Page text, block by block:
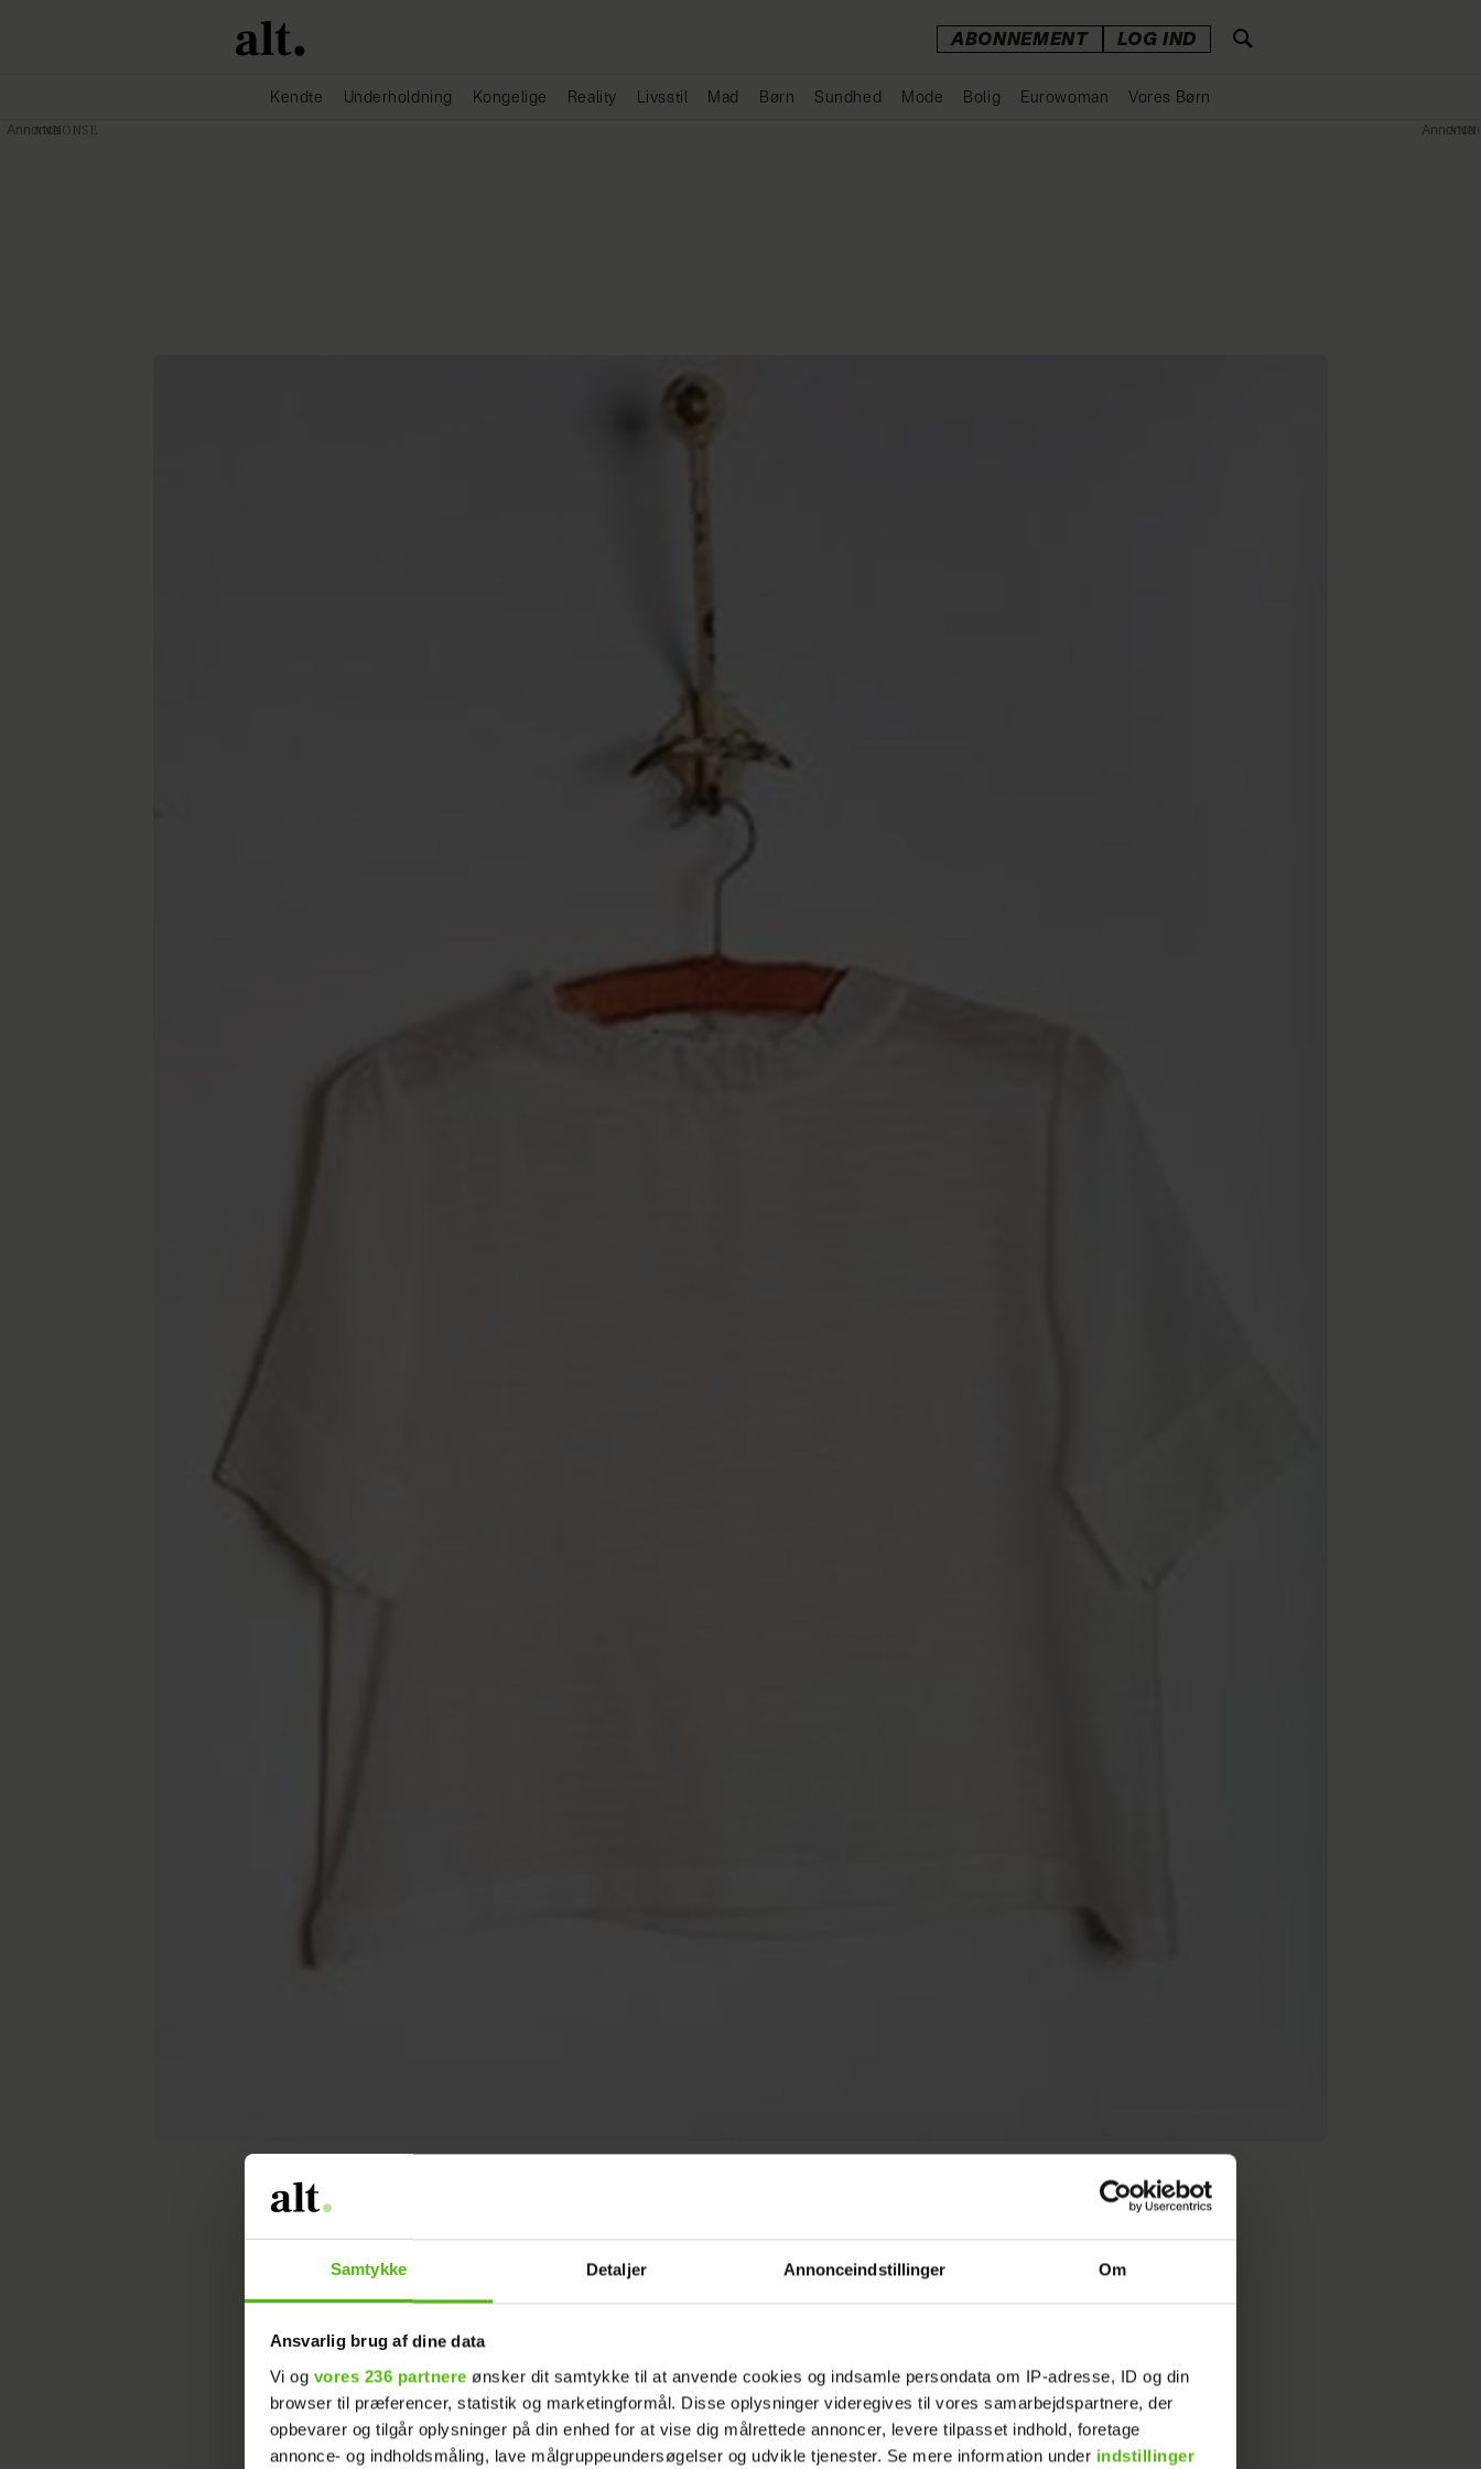
Samtykke Detaljer Annonceindstillinger Om
Ansvarlig brug af dine data
Vi og vores 236 partnere ønsker dit samtykke til at anvende cookies og indsamle persondata om IP-adresse, ID og din
browser til præferencer, statistik og marketingformål. Disse oplysninger videregives til vores samarbejdspartnere, der
opbevarer og tilgår oplysninger på din enhed for at vise dig målrettede annoncer, levere tilpasset indhold, foretage
annonce- og indholdsmåling, lave målgruppeundersøgelser og udvikle tjenester. Se mere information under indstillinger
ABONNEMENT LOG IND
Kendte Underholdning Kongelige Reality Livsstil Mad Børn Sundhed Mode Bolig Eurowoman Vores Børn
Sådan skaber du den
ultimative forårsgarderobe
Af: Anne Dorthe Larsen & Katrine Rabjerg
Mode
Annonce Annonce